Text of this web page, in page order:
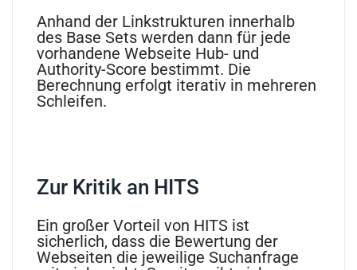
Anhand der Linkstrukturen innerhalb
des Base Sets werden dann für jede
vorhandene Webseite Hub- und
Authority-Score bestimmt. Die
Berechnung erfolgt iterativ in mehreren
Schleifen.
Zur Kritik an HITS
Ein großer Vorteil von HITS ist
sicherlich, dass die Bewertung der
Webseiten die jeweilige Suchanfrage